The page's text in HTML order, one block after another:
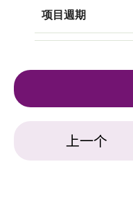
项目週期
上一个